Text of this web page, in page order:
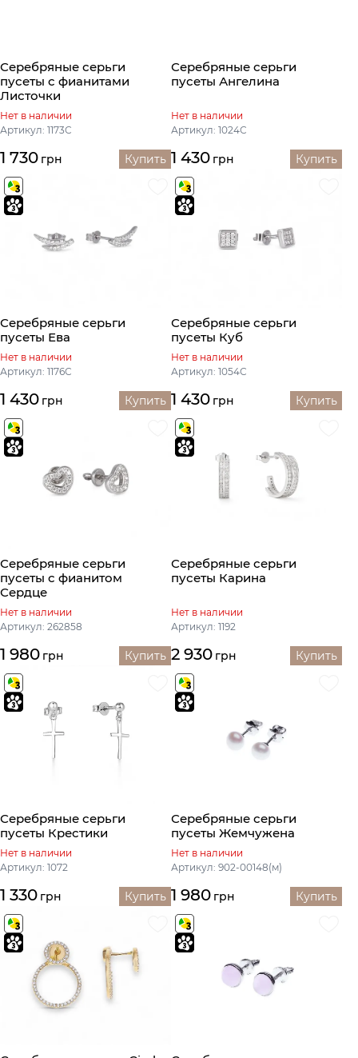
Серебряные серьги
пусеты с фианитами
Листочки
Нет в наличии
Артикул: 1173С
1 730 грн Купить
Серебряные серьги
пусеты Ангелина
Нет в наличии
Артикул: 1024С
1 430 грн Купить
Серебряные серьги
пусеты Ева
Нет в наличии
Артикул: 1176С
1 430 грн Купить
Серебряные серьги
пусеты Куб
Нет в наличии
Артикул: 1054С
1 430 грн Купить
Серебряные серьги
пусеты с фианитом
Сердце
Нет в наличии
Артикул: 262858
1 980 грн Купить
Серебряные серьги
пусеты Карина
Нет в наличии
Артикул: 1192
2 930 грн Купить
Серебряные серьги
пусеты Крестики
Нет в наличии
Артикул: 1072
1 330 грн Купить
Серебряные серьги
пусеты Жемчужена
Нет в наличии
Артикул: 902-00148(м)
1 980 грн Купить